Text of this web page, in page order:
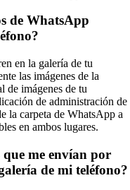
de WhatsApp
en la galería de tu
las imágenes de la
de imágenes de tu
de administración de
la carpeta de WhatsApp a
en ambos lugares.
que me envían por
de mi teléfono?